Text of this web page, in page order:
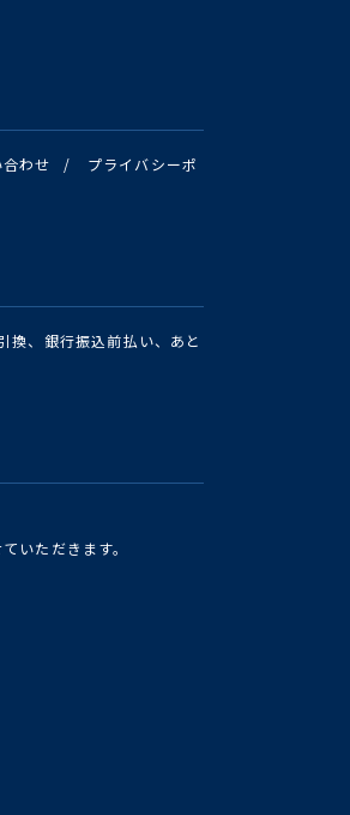
わせ /
プライバシーポ
、銀行振込前払い、あと
いただきます。